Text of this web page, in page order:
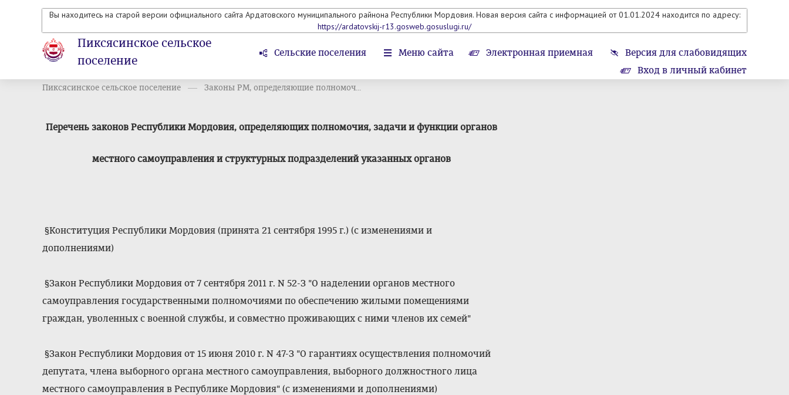
Вы находитесь на старой версии официального сайта Ардатовского муниципального райнона Республики Мордовия. Новая версия сайта с информацией от 01.01.2024 находится по адресу:
https://ardatovskij-r13.gosweb.gosuslugi.ru/
Пиксясинское сельское
поселение
Сельские поселения Меню сайта Электронная приемная
Версия для слабовидящих
Вход в личный кабинет
Пиксясинское сельское поселение Законы РМ, определяющие полномоч...
Перечень законов Республики Мордовия, определяющих полномочия, задачи и функции органов
местного самоуправления и структурных подразделений указанных органов
§Конституция Республики Мордовия (принята 21 сентября 1995 г.) (с изменениями и
дополнениями)
§Закон Республики Мордовия от 7 сентября 2011 г. N 52-З "О наделении органов местного
самоуправления государственными полномочиями по обеспечению жилыми помещениями
граждан, уволенных с военной службы, и совместно проживающих с ними членов их семей"
§Закон Республики Мордовия от 15 июня 2010 г. N 47-З "О гарантиях осуществления полномочий
депутата, члена выборного органа местного самоуправления, выборного должностного лица
местного самоуправления в Республике Мордовия" (с изменениями и дополнениями)